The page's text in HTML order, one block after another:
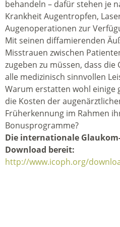
behandeln – dafür stehen je
Krankheit Augentropfen,
Augenoperationen zur
Mit seinen diffamierenden
Misstrauen zwischen
zugeben zu müssen, dass
alle medizinisch sinnvollen
Warum erstatten wohl einige
die Kosten der
Früherkennung im Rahmen
Bonusprogramme?
Die internationale
Download bereit:
http://www.icoph.org/